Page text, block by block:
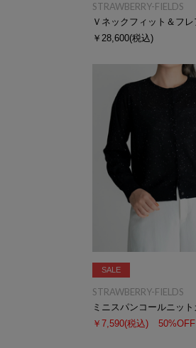
STRAWBERRY-FIELDS
￥28,600(税込)
SALE
STRAWBERRY-FIELDS
￥7,590(税込) 50%OFF